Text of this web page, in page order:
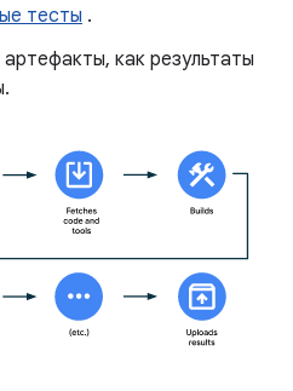
тесты .
как результаты